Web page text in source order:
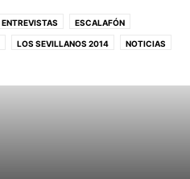
ENTREVISTAS ESCALAFÓN
LOS SEVILLANOS 2014 NOTICIAS